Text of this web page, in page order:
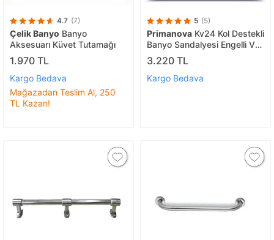
4.7 (7)
Çelik Banyo Banyo
Aksesuarı Küvet Tutamağı
1.970 TL
Kargo Bedava
Mağazadan Teslim Al, 250
TL Kazan!
5 (5)
Primanova Kv24 Kol Destekli
Banyo Sandalyesi Engelli Ve
Yaşlılara Özel
3.220 TL
Kargo Bedava